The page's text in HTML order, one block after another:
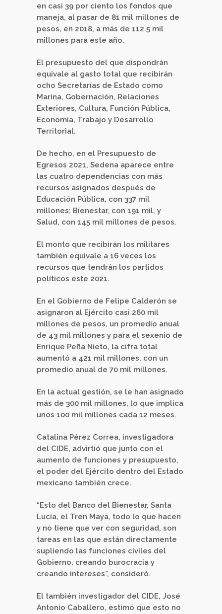
en casi 39 por ciento los fondos que
maneja, al pasar de 81 mil millones de
pesos, en 2018, a más de 112.5 mil
millones para este año.
El presupuesto del que dispondrán
equivale al gasto total que recibirán
ocho Secretarías de Estado como
Marina, Gobernación, Relaciones
Exteriores, Cultura, Función Pública,
Economía, Trabajo y Desarrollo
Territorial.
De hecho, en el Presupuesto de
Egresos 2021, Sedena aparece entre
las cuatro dependencias con más
recursos asignados después de
Educación Pública, con 337 mil
millones; Bienestar, con 191 mil, y
Salud, con 145 mil millones de pesos.
El monto que recibirán los militares
también equivale a 16 veces los
recursos que tendrán los partidos
políticos este 2021.
En el Gobierno de Felipe Calderón se
asignaron al Ejército casi 260 mil
millones de pesos, un promedio anual
de 43 mil millones y para el sexenio de
Enrique Peña Nieto, la cifra total
aumentó a 421 mil millones, con un
promedio anual de 70 mil millones.
En la actual gestión, se le han asignado
más de 300 mil millones, lo que implica
unos 100 mil millones cada 12 meses.
Catalina Pérez Correa, investigadora
del CIDE, advirtió que junto con el
aumento de funciones y presupuesto,
el poder del Ejército dentro del Estado
mexicano también crece.
“Esto del Banco del Bienestar, Santa
Lucía, el Tren Maya, todo lo que hacen
y no tiene que ver con seguridad, son
tareas en las que están directamente
supliendo las funciones civiles del
Gobierno, creando burocracia y
creando intereses”, consideró.
El también investigador del CIDE, José
Antonio Caballero, estimó que esto no